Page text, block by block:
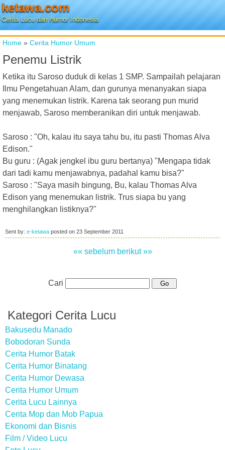
ketawa.com
Cerita Lucu dan Humor Indonesia
Home » Cerita Humor Umum
Penemu Listrik
Ketika itu Saroso duduk di kelas 1 SMP. Sampailah pelajaran
Ilmu Pengetahuan Alam, dan gurunya menanyakan siapa
yang menemukan listrik. Karena tak seorang pun murid
menjawab, Saroso memberanikan diri untuk menjawab.
Saroso : "Oh, kalau itu saya tahu bu, itu pasti Thomas Alva
Edison."
Bu guru : (Agak jengkel ibu guru bertanya) "Mengapa tidak
dari tadi kamu menjawabnya, padahal kamu bisa?"
Saroso : "Saya masih bingung, Bu, kalau Thomas Alva
Edison yang menemukan listrik. Trus siapa bu yang
menghilangkan listiknya?"
Sent by: e-ketawa posted on 23 September 2011
«« sebelum berikut »»
Cari
Kategori Cerita Lucu
Bakusedu Manado
Bobodoran Sunda
Cerita Humor Batak
Cerita Humor Binatang
Cerita Humor Dewasa
Cerita Humor Umum
Cerita Lucu Lainnya
Cerita Mop dan Mob Papua
Ekonomi dan Bisnis
Film / Video Lucu